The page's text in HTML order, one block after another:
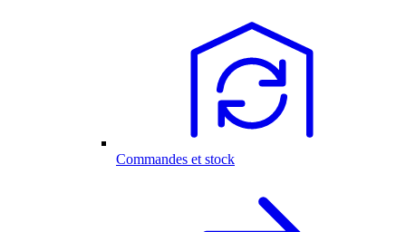
Commandes et stock